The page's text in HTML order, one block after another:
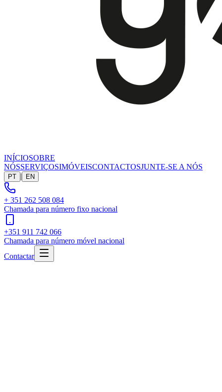
INÍCIOSOBRE
NÓSSERVIÇOSIMÓVEISCONTACTOSJUNTE-SE A NÓS
PT | EN
+ 351 262 508 084
Chamada para número fixo nacional
+351 911 742 066
Chamada para número móvel nacional
Contactar